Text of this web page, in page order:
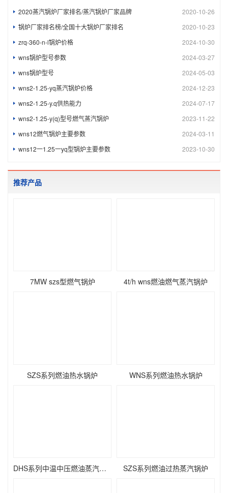
2020-10-26
2020蒸汽锅炉厂家排名/蒸汽锅炉厂家品牌
2020-10-23
锅炉厂家排名榜/全国十大锅炉厂家排名
2024-10-30
zrq-360-n-l锅炉价格
2024-03-27
wns锅炉型号参数
2024-05-03
wns锅炉型号
2024-12-23
wns2-1.25-yq蒸汽锅炉价格
2024-07-17
wns2-1.25-y.q供热能力
2023-11-22
wns2-1.25-y(q)型号燃气蒸汽锅炉
2024-03-11
wns12燃气锅炉主要参数
2023-10-30
wns12一1.25一yq型锅炉主要参数
推荐产品
7MW szs型燃气锅炉 4t/h wns燃油燃气蒸汽锅炉
SZS系列燃油热水锅炉 WNS系列燃油热水锅炉
DHS系列中温中压燃油蒸汽锅炉 SZS系列燃油过热蒸汽锅炉